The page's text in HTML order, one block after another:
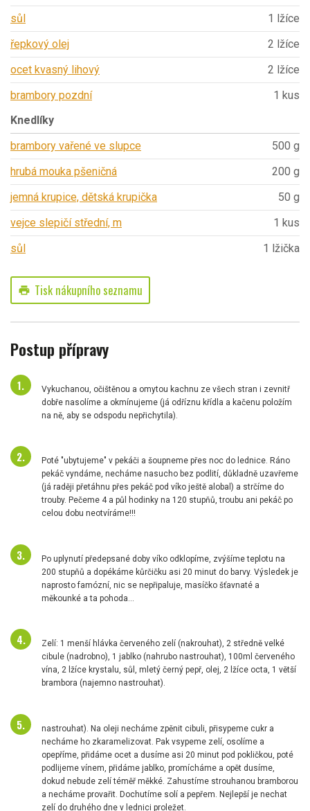
sůl
1 lžíce
řepkový olej
2 lžíce
ocet kvasný lihový
2 lžíce
brambory pozdní
1 kus
Knedlíky
brambory vařené ve slupce
500 g
hrubá mouka pšeničná
200 g
jemná krupice, dětská krupička
50 g
vejce slepičí střední, m
1 kus
sůl
1 lžička
print Tisk nákupního seznamu
Postup přípravy
Vykuchanou, očištěnou a omytou kachnu ze všech stran i zevnitř
dobře nasolíme a okmínujeme (já odříznu křídla a kačenu položím
na ně, aby se odspodu nepřichytila).
Poté "ubytujeme" v pekáči a šoupneme přes noc do lednice. Ráno
pekáč vyndáme, necháme nasucho bez podlití, důkladně uzavřeme
(já raději přetáhnu přes pekáč pod víko ještě alobal) a strčíme do
trouby. Pečeme 4 a půl hodinky na 120 stupňů, troubu ani pekáč po
celou dobu neotvíráme!!!
Po uplynutí předepsané doby víko odklopíme, zvýšíme teplotu na
200 stupňů a dopékáme kůrčičku asi 20 minut do barvy. Výsledek je
naprosto famózní, nic se nepřipaluje, masíčko šťavnaté a
měkounké a ta pohoda...
Zelí: 1 menší hlávka červeného zelí (nakrouhat), 2 středně velké
cibule (nadrobno), 1 jablko (nahrubo nastrouhat), 100ml červeného
vína, 2 lžíce krystalu, sůl, mletý černý pepř, olej, 2 lžíce octa, 1 větší
brambora (najemno nastrouhat).
nastrouhat). Na oleji necháme zpěnit cibuli, přisypeme cukr a
necháme ho zkaramelizovat. Pak vsypeme zelí, osolíme a
opepříme, přidáme ocet a dusíme asi 20 minut pod pokličkou, poté
podlijeme vínem, přidáme jablko, promícháme a opět dusíme,
dokud nebude zelí téměř měkké. Zahustíme strouhanou bramborou
a necháme provařit. Dochutíme solí a pepřem. Nejlepší je nechat
zelí do druhého dne v lednici proležet.